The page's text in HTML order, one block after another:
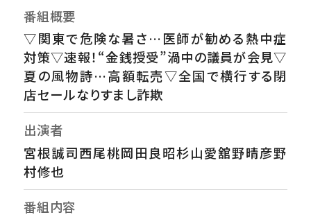
番組概要
▽関東で危険な暑さ…医師が勧める熱中症
対策▽速報！“金銭授受”渦中の議員が会見▽
夏の風物詩…高額転売▽全国で横行する閉
店セールなりすまし詐欺
出演者
宮根誠司西尾桃岡田良昭杉山愛舘野晴彦野
村修也
番組内容